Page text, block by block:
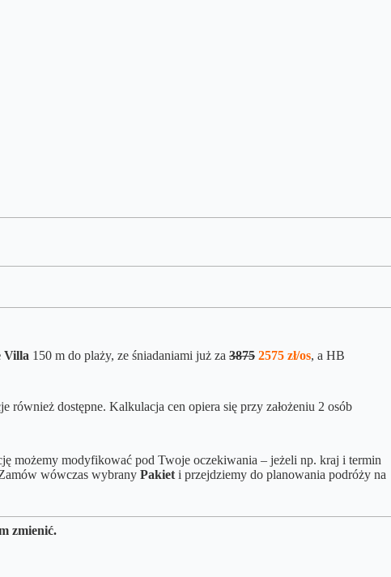
Villa 150 m do plaży, ze śniadaniami już za 3875 2575 zł/os, a HB
również dostępne. Kalkulacja cen opiera się przy założeniu 2 osób
możemy modyfikować pod Twoje oczekiwania – jeżeli np. kraj i termin
wówczas wybrany Pakiet i przejdziemy do planowania podróży na
zmienić.